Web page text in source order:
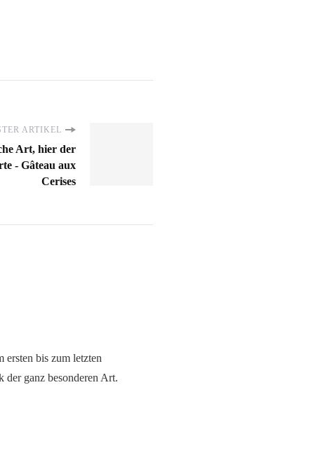
ARTIKEL
Art, hier der
- Gâteau aux
Cerises
ersten bis zum letzten
der ganz besonderen Art.